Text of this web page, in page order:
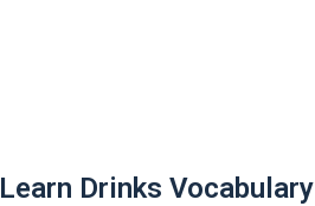
Learn Drinks Vocabulary